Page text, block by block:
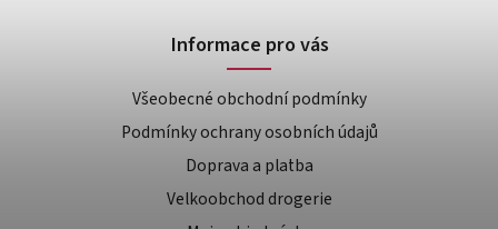
Informace pro vás
Všeobecné obchodní podmínky
Podmínky ochrany osobních údajů
Doprava a platba
Velkoobchod drogerie